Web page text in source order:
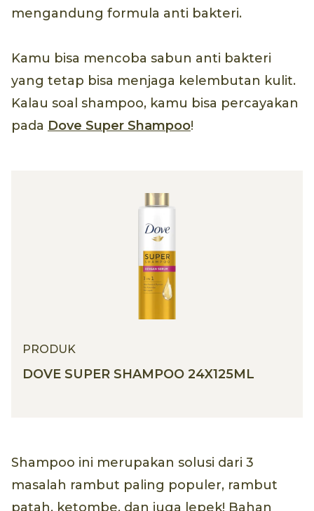
mengandung formula anti bakteri.
Kamu bisa mencoba sabun anti bakteri
yang tetap bisa menjaga kelembutan kulit.
Kalau soal shampoo, kamu bisa percayakan
pada Dove Super Shampoo!
PRODUK
DOVE SUPER SHAMPOO 24X125ML
Shampoo ini merupakan solusi dari 3
masalah rambut paling populer, rambut
patah, ketombe, dan juga lepek! Bahan